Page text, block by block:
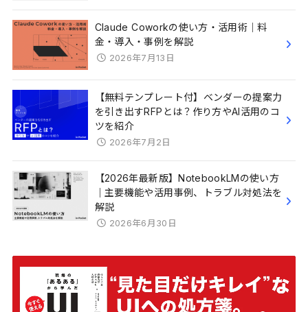
Claude Coworkの使い方・活用術｜料
金・導入・事例を解説
2026年7月13日
【無料テンプレート付】ベンダーの提案力
を引き出すRFPとは？作り方やAI活用のコ
ツを紹介
2026年7月2日
【2026年最新版】NotebookLMの使い方
｜主要機能や活用事例、トラブル対処法を
解説
2026年6月30日